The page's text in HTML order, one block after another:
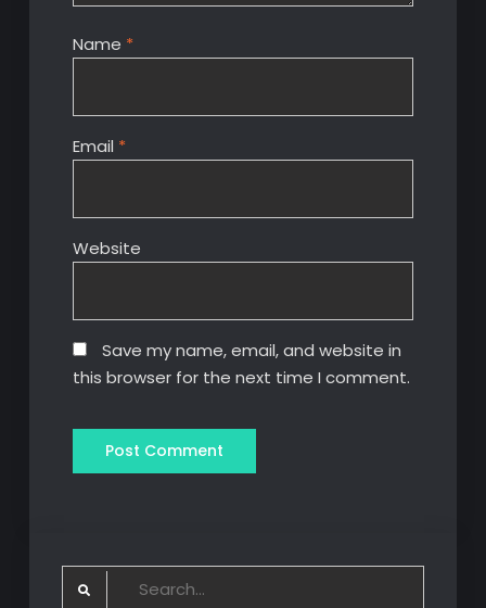
Name *
Email *
Website
Save my name, email, and website in
this browser for the next time I comment.
Search